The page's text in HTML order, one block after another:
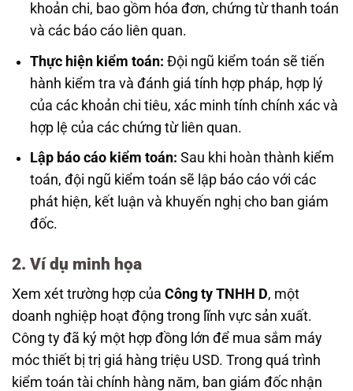
khoản chi, bao gồm hóa đơn, chứng từ thanh toán
và các báo cáo liên quan.
Thực hiện kiểm toán: Đội ngũ kiểm toán sẽ tiến
hành kiểm tra và đánh giá tính hợp pháp, hợp lý
của các khoản chi tiêu, xác minh tính chính xác và
hợp lệ của các chứng từ liên quan.
Lập báo cáo kiểm toán: Sau khi hoàn thành kiểm
toán, đội ngũ kiểm toán sẽ lập báo cáo với các
phát hiện, kết luận và khuyến nghị cho ban giám
đốc.
2. Ví dụ minh họa
Xem xét trường hợp của Công ty TNHH D, một
doanh nghiệp hoạt động trong lĩnh vực sản xuất.
Công ty đã ký một hợp đồng lớn để mua sắm máy
móc thiết bị trị giá hàng triệu USD. Trong quá trình
kiểm toán tài chính hàng năm, ban giám đốc nhận